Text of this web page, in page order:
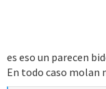
es eso un parecen
En todo caso molan